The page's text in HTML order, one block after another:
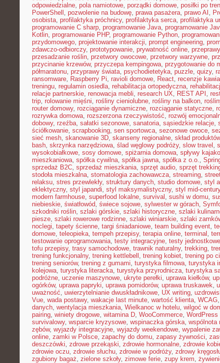
odpowiedzialne, pola namiotowe, porządki domowe, posiłki po
PowerShell , pozwolenie na budowę, prawa pasażera, prawo AI ,
osobista, profilaktyka próchnicy, profilaktyka serca, profilaktyka
programowanie C sharp, programowanie Java, programowanie
Kotlin, programowanie PHP, programowanie Python,
przydomowego, projektowanie interakcji, prompt engineering,
zdawczo-odbiorczy, prototypowanie, prywatność online,
przesadzanie roślin, przetwory owocowe, przetwory warzywne,
przycinanie krzewów, przyczepa kempingowa, przygotowanie do
półmaratonu, przyprawy świata, psychodietetyka, puzzle, quizy,
ransomware, Raspberry Pi, ravioli domowe, React, recenzje
treningu, regulamin osiedla, rehabilitacja ortopedyczna,
relacje partnerskie, renowacja mebli, research UX, REST API ,
trip, rolowanie mięśni, rośliny cieniolubne, rośliny na balkon,
router domowy, rozciąganie dynamiczne, rozciąganie statyczne,
rozrywka domowa, rozszerzona rzeczywistość, rozwój
dobowy, rzeźba, sałatki sezonowe, sanatoria, sąsiedzkie relacje,
ściółkowanie, scrapbooking, sen sportowca, sezonowe owoce,
sieć mesh, skanowanie 3D, skanseny regionalne, skład produktów
bash, skrzynka narzędziowa, ślad węglowy podróży, slow travel ,
wysokobiałkowe, sosy domowe, spiżarnia domowa, spływy
mieszkaniowa, spółka cywilna, spółka jawna, spółka z o.o.,
sprzedaż B2C, sprzedaż mieszkania, sprzęt audio, sprzęt
stodoła mieszkalna, stomatologia zachowawcza, streaming,
relaksu, stres przewlekły, struktury danych, studio domowe, styl
eklektyczny, styl japandi, styl maksymalistyczny, styl mid-century
modern farmhouse, superfood lokalne, survival , sushi w domu,
niebieskie, światłowód, świece sojowe, sylwester w górach,
szkodniki roślin, szlaki górskie, szlaki historyczne, szlaki
piesze, szlaki rowerowe rodzinne, szlaki winiarskie, szlaki
noclegi, tapety ścienne, targi śniadaniowe, team building event,
domowe, teleopieka, tempeh przepisy, terapia online, terminal ,
testowanie oprogramowania, testy integracyjne, testy jednostkowe
tofu przepisy, trasy samochodowe, trawnik naturalny, trekking,
trening funkcjonalny, trening kettlebell , trening kobiet, trening po
trening seniorów, trening z gumami, turystyka filmowa, turystyka
kolejowa, turystyka literacka, turystyka przyrodnicza, turystyka
podróżne, uczenie maszynowe, ukryte perełki, uprawa kiełków,
ogórków, uprawa papryki, uprawa pomidorów, uprawa truskawek,
uważność, uwierzytelnianie dwuskładnikowe, UX writing,
Vue, wada postawy, wakacje last minute, wartość klienta, WCAG
danych, wentylacja mieszkania, Wielkanoc w hotelu, wilgoć w
pairing, winiety drogowe, witamina D, WooCommerce, WordPress
survivalowy, wsparcie kryzysowe, wspinaczka górska, wspólnota
zębów, wyjazdy integracyjne, wyjazdy weekendowe, wypalenie
online, zamki w Polsce, zapachy do domu, zapasy żywności,
deszczówki, zdrowe przekąski, zdrowie hormonalne, zdrowie
zdrowie oczu, zdrowie słuchu, zdrowie w podróży, zdrowy
zgubiony bagaż, zielone szkoły, zimowe ferie, zupy krem,